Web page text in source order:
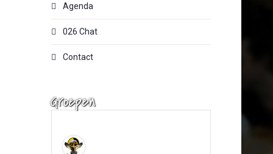
Agenda
026 Chat
Contact
Groepen